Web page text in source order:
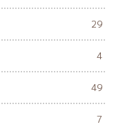
29
4
49
7